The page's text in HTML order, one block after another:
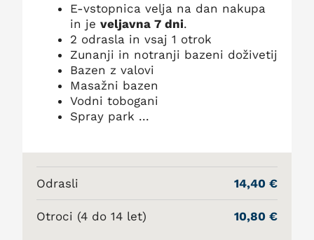
E-vstopnica velja na dan nakupa
in je veljavna 7 dni.
2 odrasla in vsaj 1 otrok
Zunanji in notranji bazeni doživetij
Bazen z valovi
Masažni bazen
Vodni tobogani
Spray park ...
Odrasli 14,40 €
Otroci (4 do 14 let) 10,80 €